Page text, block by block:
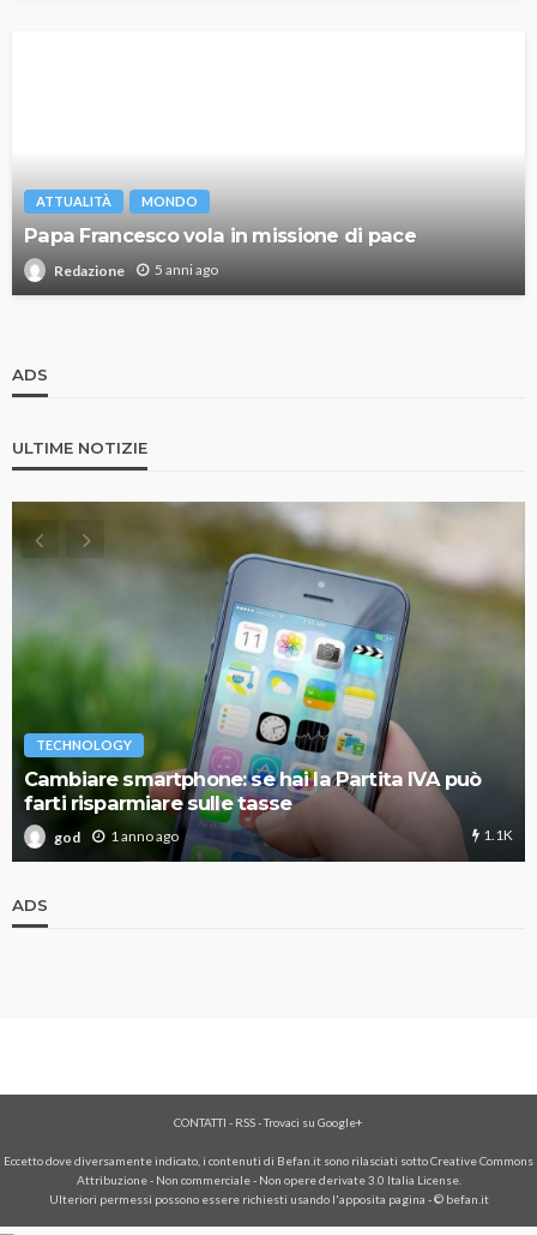
ATTUALITÀ MONDO
Papa Francesco vola in missione di pace
Redazione 5 anni ago
ADS
ULTIME NOTIZIE
TECHNOLOGY
Cambiare smartphone: se hai la Partita IVA può
farti risparmiare sulle tasse
god 1 anno ago 1.1K
ADS
CONTATTI - RSS-Trovaci su Google+
Eccetto dove diversamente indicato, i contenuti di Befan.it sono rilasciati sotto Creative Commons
Attribuzione - Non commerciale - Non opere derivate 3.0 Italia License.
Ulteriori permessi possono essere richiesti usando l'apposita pagina - © befan.it